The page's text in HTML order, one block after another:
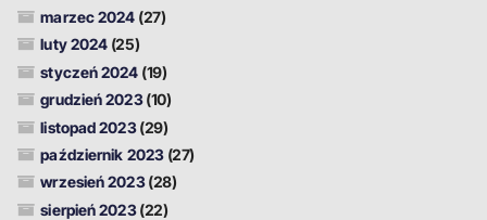
marzec 2024 (27)
luty 2024 (25)
styczeń 2024 (19)
grudzień 2023(10)
listopad 2023(29)
październik 2023(27)
wrzesień 2023(28)
sierpień 2023(22)